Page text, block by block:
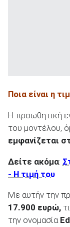
Ποια είναι η
Η προωθητική
του μοντέλου,
εμφανίζεται
Δείτε ακόμα:
- Η τιμή του
Με αυτήν την
17.900 ευρώ,
την ονομασία